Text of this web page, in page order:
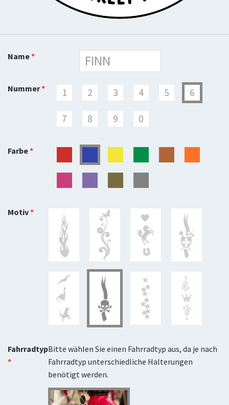
Name
Nummer 1 2 3 4 5 6
7 8 9 0
Farbe
Motiv
FahrradtypBitte wählen Sie einen Fahrradtyp aus, da je nach
Fahrradtyp unterschiedliche Halterungen
benötigt werden.